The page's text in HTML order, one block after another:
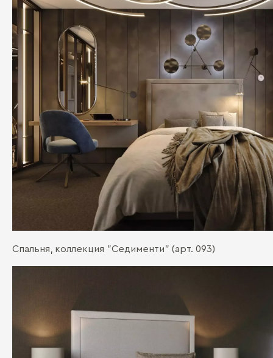
Спальня, коллекция "Седименти" (арт. 093)